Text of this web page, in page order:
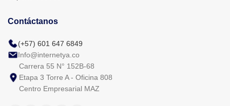
Contáctanos
(+57) 601 647 6849
Info@internetya.co
Carrera 55 N° 152B-68
Etapa 3 Torre A - Oficina 808
Centro Empresarial MAZ